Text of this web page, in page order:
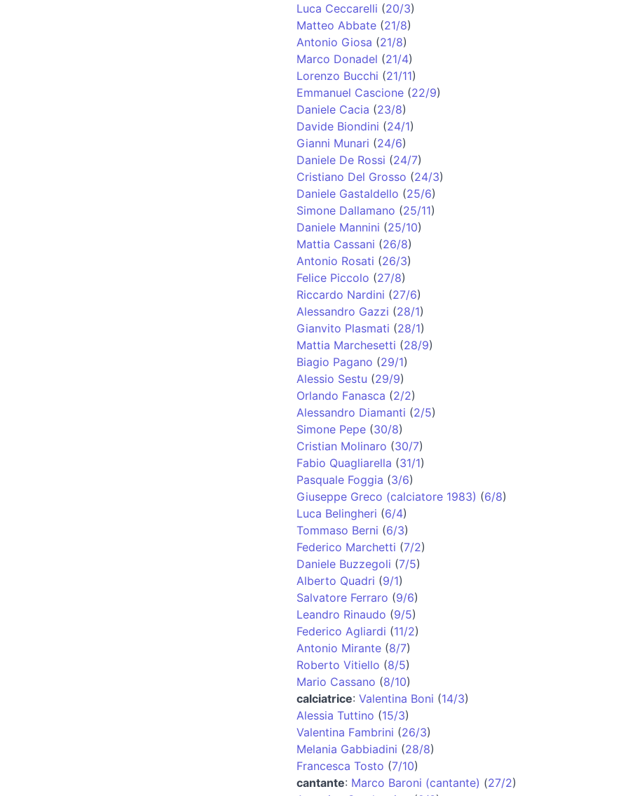
Luca Ceccarelli (20/3)
Matteo Abbate(21/8)
Antonio Giosa (21/8)
Marco Donadel (21/4)
Lorenzo Bucchi (21/11)
Emmanuel Cascione(22/9)
Daniele Cacia (23/8)
Davide Biondini (24/1)
Gianni Munari (24/6)
Daniele De Rossi (24/7)
Cristiano Del Grosso (24/3)
Daniele Gastaldello (25/6)
Simone Dallamano (25/11)
Daniele Mannini (25/10)
Mattia Cassani (26/8)
Antonio Rosati (26/3)
Felice Piccolo (27/8)
Riccardo Nardini (27/6)
Alessandro Gazzi (28/1)
Gianvito Plasmati (28/1)
Mattia Marchesetti (28/9)
Biagio Pagano (29/1)
Alessio Sestu (29/9)
Orlando Fanasca (2/2)
Alessandro Diamanti (2/5)
Simone Pepe(30/8)
Cristian Molinaro (30/7)
Fabio Quagliarella (31/1)
Pasquale Foggia (3/6)
Giuseppe Greco (calciatore 1983) (6/8)
Luca Belingheri (6/4)
Tommaso Berni (6/3)
Federico Marchetti (7/2)
Daniele Buzzegoli (7/5)
Alberto Quadri (9/1)
Salvatore Ferraro (9/6)
Leandro Rinaudo (9/5)
Federico Agliardi (11/2)
Antonio Mirante(8/7)
Roberto Vitiello (8/5)
Mario Cassano (8/10)
calciatrice: Valentina Boni (14/3)
Alessia Tuttino (15/3)
Valentina Fambrini (26/3)
Melania Gabbiadini (28/8)
Francesca Tosto (7/10)
cantante: Marco Baroni (cantante) (27/2)